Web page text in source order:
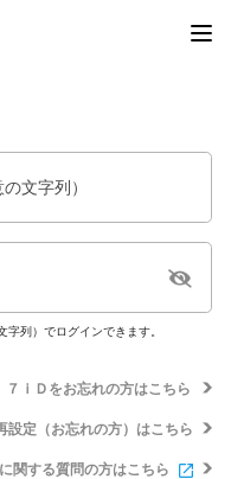
文字列）
列）でログインできます。
７ｉＤをお忘れの方はこちら
設定（お忘れの方）はこちら
関する質問の方はこちら